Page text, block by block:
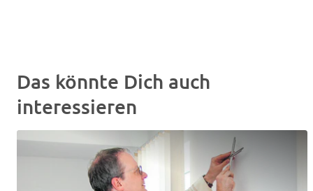
Das könnte Dich auch
interessieren